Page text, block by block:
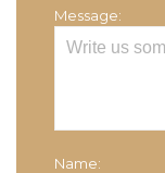
Message:
Name: